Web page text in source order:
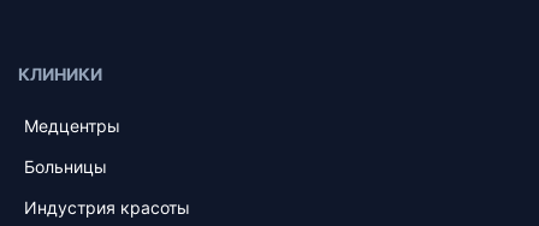
КЛИНИКИ
Медцентры
Больницы
Индустрия красоты